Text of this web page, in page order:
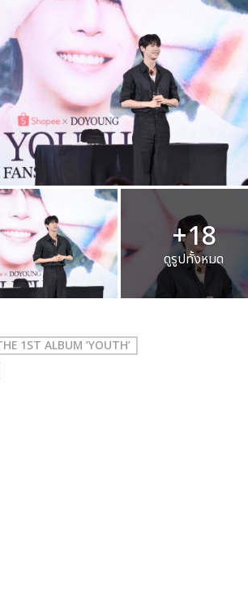
+18
ดูรูปทั้งหมด
1ST ALBUM ‘YOUTH’